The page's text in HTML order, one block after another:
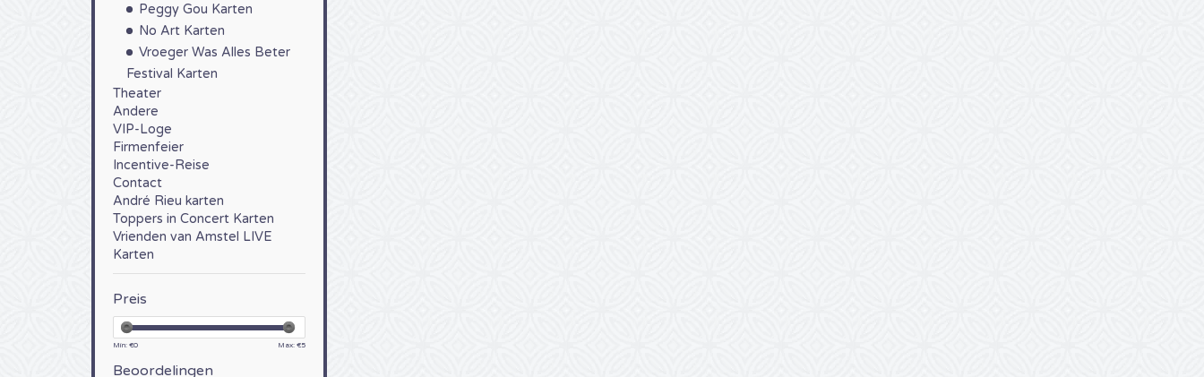
Peggy Gou Karten
No Art Karten
Vroeger Was Alles Beter
Festival Karten
Theater
Andere
VIP-Loge
Firmenfeier
Incentive-Reise
Contact
André Rieu karten
Toppers in Concert Karten
Vrienden van Amstel LIVE
Karten
Preis
Min: €0 Max: €5
Beoordelingen